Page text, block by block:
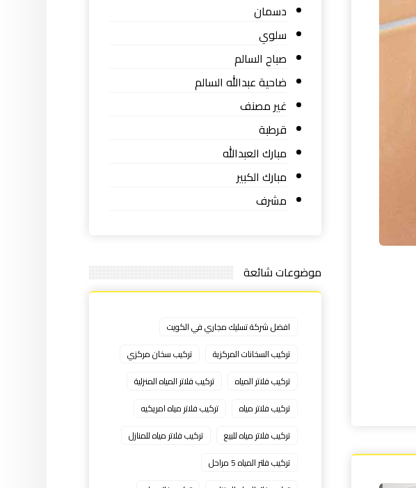
دسمان
سلوي
صباح السالم
ضاحية عبدالله السالم
غير مصنف
قرطبة
مبارك العبدالله
مبارك الكبير
مشرف
موضوعات شائعة
افضل شركة تسليك مجاري في الكويت
تركيب السخانات المركزية
تركيب سخان مركزي
تركيب فلاتر المياه
تركيب فلاتر المياه المنزلية
تركيب فلاتر مياه
تركيب فلاتر مياه امريكيه
تركيب فلاتر مياه للبيع
تركيب فلاتر مياه للمنازل
تركيب فلتر المياه 5 مراحل